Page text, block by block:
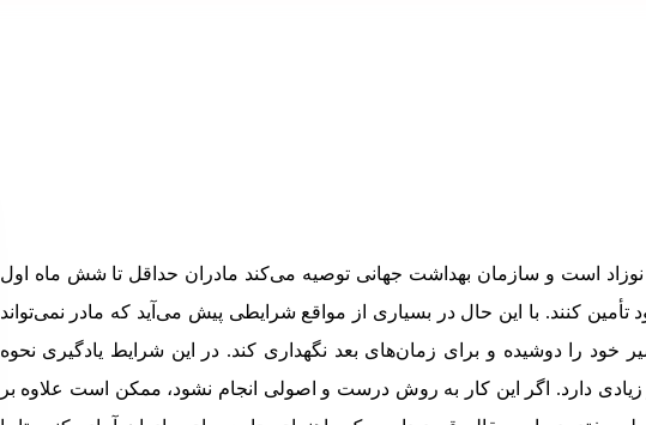
نوزاد است و سازمان بهداشت جهانی توصیه می‌کند مادران حداقل تا شش ماه اول
تأمین کنند. با این حال در بسیاری از مواقع شرایطی پیش می‌آید که مادر نمی‌تواند
خود را دوشیده و برای زمان‌های بعد نگهداری کند. در این شرایط یادگیری نحوه
دارد. اگر این کار به روش درست و اصولی انجام نشود، ممکن است علاوه بر